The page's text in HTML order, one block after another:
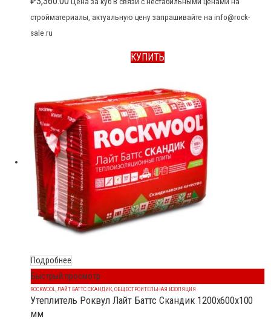
стройматериалы, актуальную цену запрашивайте на info@rock-
sale.ru
КУПИТЬ
Подробнее
Быстрый просмотр
ROCKWOOL ЛАЙТ БАТТС СКАНДИК ОБЩЕСТРОИТЕЛЬНАЯ ИЗОЛЯЦИЯ
Утеплитель Роквул Лайт Баттс Скандик 1200x600x100
мм